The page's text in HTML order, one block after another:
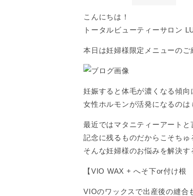
こんにちは！
トータルビューティーサロン
本日は妊婦様限定メニューのご
妊娠すると体毛が濃くなる傾向
女性ホルモンが活発になるのは
最近ではマタニティーアート
記念に残るものだからこそちゅ
そんな妊婦様のお悩みを解決
【VIO WAX + へそ下or付け根
VIOのワックスで出産後の縫合